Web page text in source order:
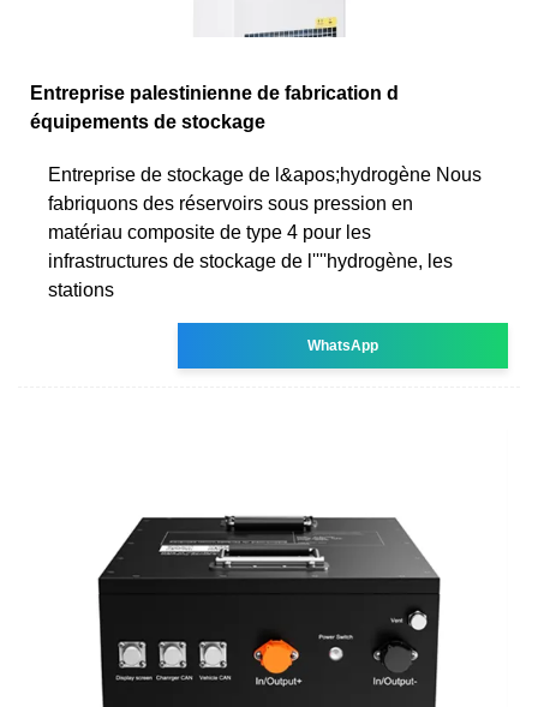
Entreprise palestinienne de fabrication d
équipements de stockage
Entreprise de stockage de l&apos;hydrogène Nous
fabriquons des réservoirs sous pression en
matériau composite de type 4 pour les
infrastructures de stockage de l''''hydrogène, les
stations
WhatsApp